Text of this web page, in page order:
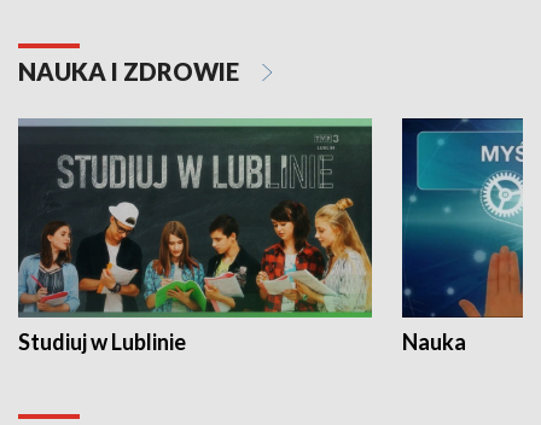
NAUKA I ZDROWIE
Studiuj w Lublinie Nauka